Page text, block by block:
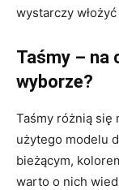
wystarczy
Taśmy – na
wyborze?
Taśmy różnią się
użytego modelu
bieżącym,
warto o nich